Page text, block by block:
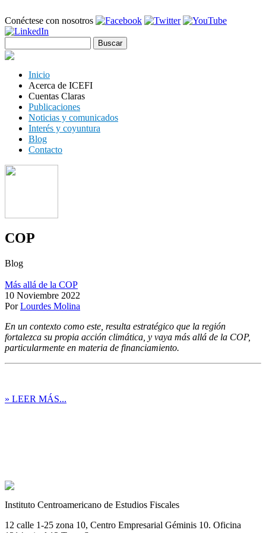
contenido
Conéctese con nosotros
Formulario de búsqueda
Inicio
Acerca de ICEFI
Cuentas Claras
Publicaciones
Noticias y comunicados
Interés y coyuntura
Blog
Contacto
COP
Blog
Más allá de la COP
10 Noviembre 2022
PorLourdes Molina
En un contexto como este, resulta estratégico que la región
fortalezca su propia acción climática, y vaya más allá de la COP,
particularmente en materia de financiamiento.
» LEER MÁS...
Instituto Centroamericano de Estudios Fiscales
12 calle 1-25 zona 10, Centro Empresarial Géminis 10. Oficina